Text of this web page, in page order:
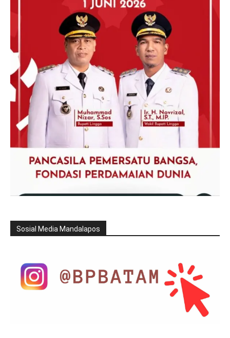
Sosial Media Mandalapos